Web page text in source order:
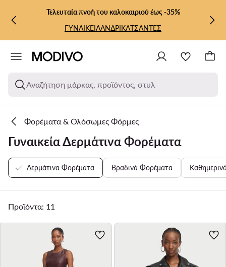
ΜΕΤΆΒΑΣΗ ΣΤΟ ΚΎΡΙΟ ΠΕΡΙΕΧΌΜΕΝΟ
ΜΕΤΆΒΑΣΗ ΣΤΗΝ ΑΝΑΖΉΤΗΣΗ
Τελευταία πνοή του καλοκαιριού έως -35%
ΓΥΝΑΙΚΕΙΑΑΝΔΡΙΚΑΤΣΑΝΤΕΣ
Αναζήτηση μάρκας, προϊόντος, στυλ
Φορέματα & Ολόσωμες Φόρμες
Γυναικεία Δερμάτινα Φορέματα
Δερμάτινα Φορέματα Βραδινά Φορέματα
Προϊόντα: 11